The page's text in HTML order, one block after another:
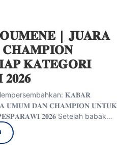
| 𝐉𝐔𝐀𝐑𝐀
𝐊𝐀𝐓𝐄𝐆𝐎𝐑𝐈
𝐊𝐀𝐁𝐀𝐑
𝐔𝐌𝐔𝐌 𝐃𝐀𝐍 𝐂𝐇𝐀𝐌𝐏𝐈𝐎𝐍 𝐔𝐍𝐓𝐔𝐊
𝟐𝟎𝟐𝟔 Setelah babak…